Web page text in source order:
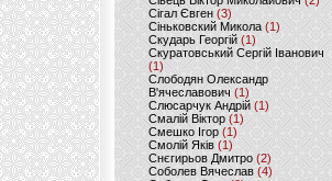
Сігал Євген (3)
Сіньковский Микола(1)
Скударь Георгій (1)
Скуратовський Сергій Іванович
(1)
Слободян Олександр
В'ячеславович(1)
Слюсарчук Андрій(1)
Смалій Віктор (1)
Смешко Ігор (1)
Смолій Яків (1)
Снєгирьов Дмитро (2)
Соболев Вячеслав (4)